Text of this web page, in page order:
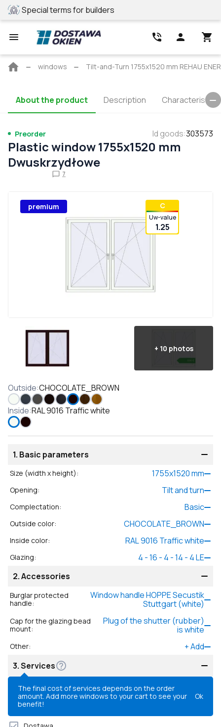
Special terms for builders
Main
windows Tilt-and-Turn 1755x1520 mm REHAU
About the product Description Characteristics
Preorder Id goods:303573
Plastic window 1755x1520 mm
Dwuskrzydłowe
7
premium С
Uw-value
1.25
+ 10 photos
Outside:CHOCOLATE_BROWN
Inside:RAL 9016 Traffic white
1. Basic parameters
Size (width x height): 1755x1520mm
Opening: Tilt and turn
Complectation: Basic
Outside color: CHOCOLATE_BROWN
Inside color: RAL 9016 Traffic white
Glazing:
4 - 16 - 4 - 14 - 4 LE
2.Accessories
Burglar protected
handle:
Window handle HOPPE Secustik
Stuttgart (white)
Cap for the glazing bead
mount:
Plug of the shutter (rubber)
is white
Other: +Add
3.Services
The final cost of services depends on the order
amount. Add more windows to your cart to see your
benefit!
Ok